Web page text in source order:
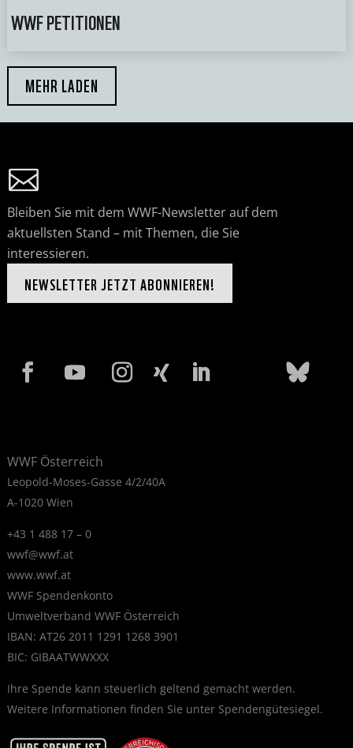
WWF PETITIONEN
MEHR LADEN
Bleiben Sie mit dem WWF-Newsletter auf dem
aktuellsten Stand – mit Themen, die Sie
interessieren.
NEWSLETTER JETZT ABONNIEREN!
WWF Österreich
Leopold-Moses-Gasse 4/2/40A
A-1020 Wien
+43 1 488 17 – 0
wwf@wwf.at
www.wwf.at
WWF Spendenkonto
Umweltverband WWF Österreich
IBAN: AT26 2011 1291 1268 3901
BIC: GIBAATWWXXX
Ihre Spende kann steuerlich geltend gemacht werden.
Weitere Informationen finden Sie unter Spendengütesiegel.